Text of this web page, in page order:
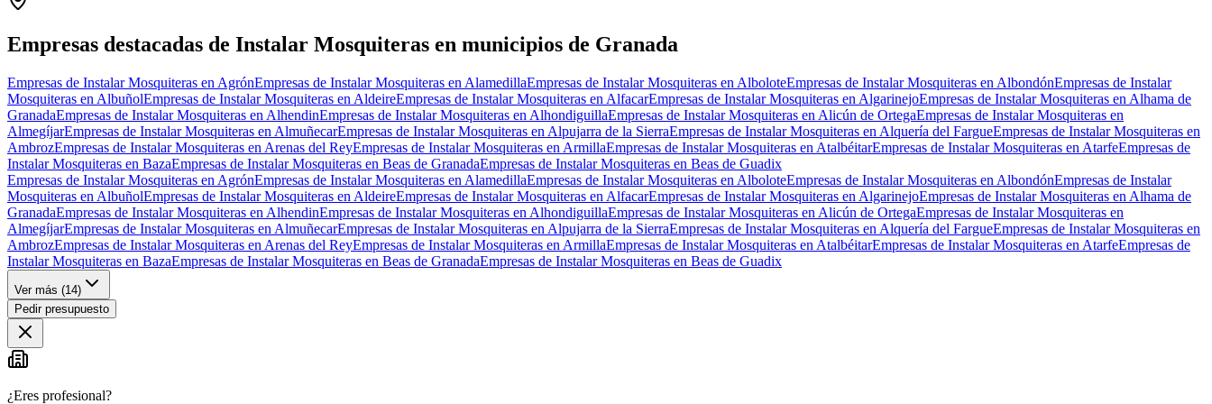
−
Empresas destacadas de Instalar Mosquiteras en municipios de Granada
Empresas de Instalar Mosquiteras en AgrónEmpresas de Instalar Mosquiteras en AlamedillaEmpresas de Instalar Mosquiteras en AlboloteEmpresas de Instalar Mosquiteras en AlbondónEmpresas de Instalar
Mosquiteras en AlbuñolEmpresas de Instalar Mosquiteras en AldeireEmpresas de Instalar Mosquiteras en AlfacarEmpresas de Instalar Mosquiteras en AlgarinejoEmpresas de Instalar Mosquiteras en Alhama de
GranadaEmpresas de Instalar Mosquiteras en AlhendinEmpresas de Instalar Mosquiteras en AlhondiguillaEmpresas de Instalar Mosquiteras en Alicún de OrtegaEmpresas de Instalar Mosquiteras en
AlmegíjarEmpresas de Instalar Mosquiteras en AlmuñecarEmpresas de Instalar Mosquiteras en Alpujarra de la SierraEmpresas de Instalar Mosquiteras en Alquería del FargueEmpresas de Instalar Mosquiteras en
AmbrozEmpresas de Instalar Mosquiteras en Arenas del ReyEmpresas de Instalar Mosquiteras en ArmillaEmpresas de Instalar Mosquiteras en AtalbéitarEmpresas de Instalar Mosquiteras en AtarfeEmpresas de
Instalar Mosquiteras en BazaEmpresas de Instalar Mosquiteras en Beas de GranadaEmpresas de Instalar Mosquiteras en Beas de Guadix
Empresas de Instalar Mosquiteras en AgrónEmpresas de Instalar Mosquiteras en AlamedillaEmpresas de Instalar Mosquiteras en AlboloteEmpresas de Instalar Mosquiteras en AlbondónEmpresas de Instalar
Mosquiteras en AlbuñolEmpresas de Instalar Mosquiteras en AldeireEmpresas de Instalar Mosquiteras en AlfacarEmpresas de Instalar Mosquiteras en AlgarinejoEmpresas de Instalar Mosquiteras en Alhama de
GranadaEmpresas de Instalar Mosquiteras en AlhendinEmpresas de Instalar Mosquiteras en AlhondiguillaEmpresas de Instalar Mosquiteras en Alicún de OrtegaEmpresas de Instalar Mosquiteras en
AlmegíjarEmpresas de Instalar Mosquiteras en AlmuñecarEmpresas de Instalar Mosquiteras en Alpujarra de la SierraEmpresas de Instalar Mosquiteras en Alquería del FargueEmpresas de Instalar Mosquiteras en
AmbrozEmpresas de Instalar Mosquiteras en Arenas del ReyEmpresas de Instalar Mosquiteras en ArmillaEmpresas de Instalar Mosquiteras en AtalbéitarEmpresas de Instalar Mosquiteras en AtarfeEmpresas de
Instalar Mosquiteras en BazaEmpresas de Instalar Mosquiteras en Beas de GranadaEmpresas de Instalar Mosquiteras en Beas de Guadix
Ver más (14)
Pedir presupuesto
¿Eres profesional?